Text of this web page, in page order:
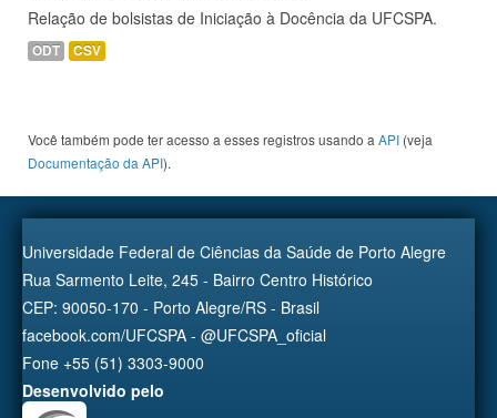
Relação de bolsistas de Iniciação à Docência da UFCSPA.
ODT CSV
Você também pode ter acesso a esses registros usando a API (veja
Documentação da API).
Universidade Federal de Ciências da Saúde de Porto Alegre
Rua Sarmento Leite, 245 - Bairro Centro Histórico
CEP: 90050-170 - Porto Alegre/RS - Brasil
facebook.com/UFCSPA - @UFCSPA_oficial
Fone +55 (51) 3303-9000
Desenvolvido pelo